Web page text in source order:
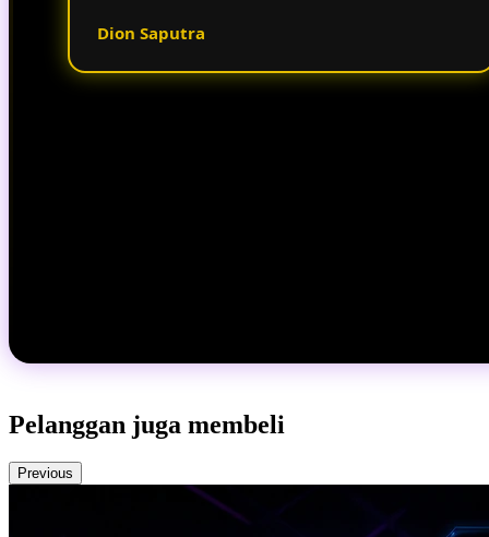
Dion Saputra
Pelanggan juga membeli
Previous